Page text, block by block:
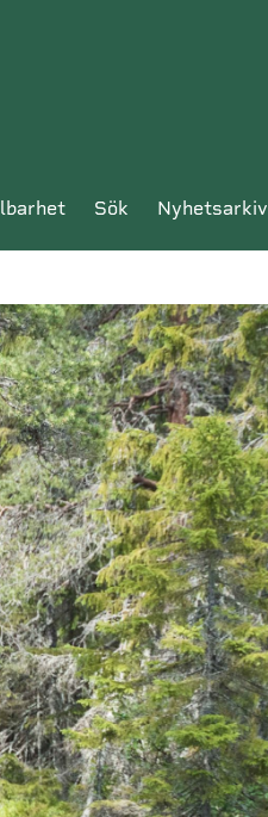
sök nyhetsarkiv